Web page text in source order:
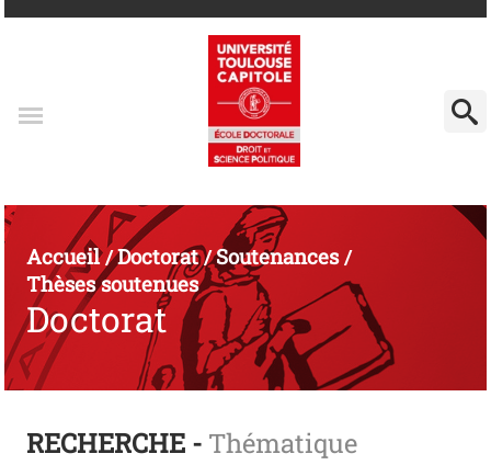
Accueil/Doctorat/Soutenances/
Thèses soutenues
Doctorat
RECHERCHE - Thématique